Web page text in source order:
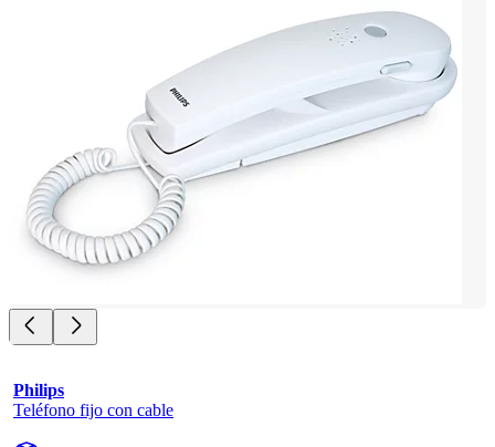
Philips
Teléfono fijo con cable